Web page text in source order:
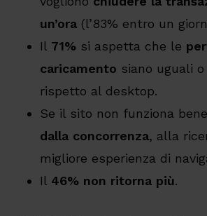
un’ora(l’83% entro un
Il 71%si aspetta che le
caricamento siano uguali
rispetto al desktop.
Se il sito non funziona
dalla concorrenza, alla
migliore esperienza di
Il 46% non ritorna più.